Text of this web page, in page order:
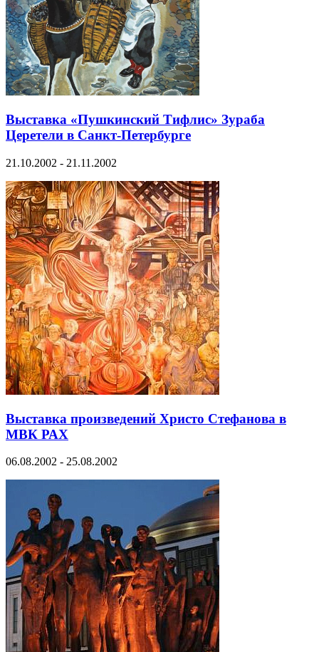
Выставка «Пушкинский Тифлис» Зураба
Церетели в Санкт-Петербурге
21.10.2002 - 21.11.2002
Выставка произведений Христо Стефанова в
МВК РАХ
06.08.2002 - 25.08.2002